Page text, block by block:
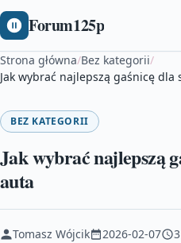
Forum125p
Strona główna/Bez kategorii/
Jak wybrać najlepszą gaśnicę dla
BEZ KATEGORII
Jak wybrać najlepszą
auta
Tomasz Wójcik 2026-02-07